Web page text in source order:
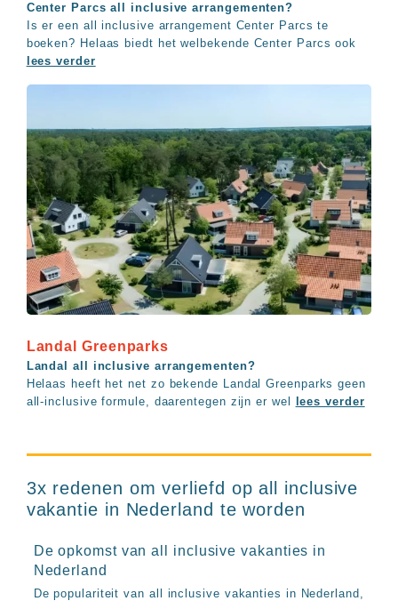
Center Parcs all inclusive arrangementen?
Is er een all inclusive arrangement Center Parcs te
boeken? Helaas biedt het welbekende Center Parcs ook
lees verder
Landal Greenparks
Landal all inclusive arrangementen?
Helaas heeft het net zo bekende Landal Greenparks geen
all-inclusive formule, daarentegen zijn er wel
lees verder
3x redenen om verliefd op all inclusive
vakantie in Nederland te worden
De opkomst van all inclusive vakanties in
Nederland
De populariteit van all inclusive vakanties in Nederland,